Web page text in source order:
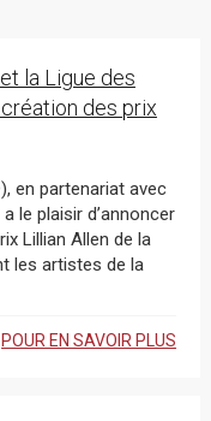
la Ligue des
des prix
les artistes de la
POUR EN SAVOIR PLUS